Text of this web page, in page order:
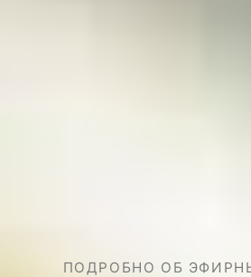
ПОДРОБНО ОБ